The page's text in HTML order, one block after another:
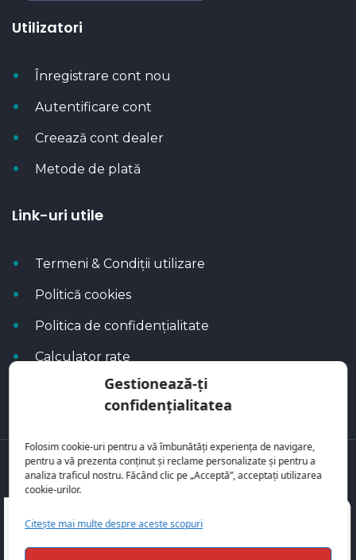
Gestionează-ți
confidențialitatea
Folosim cookie-uri pentru a vă îmbunătăți experiența de navigare,
pentru a vă prezenta conținut și reclame personalizate și pentru a
analiza traficul nostru. Făcând clic pe „Acceptă”, acceptați utilizarea
cookie-urilor.
Citește mai multe despre aceste scopuri
Utilizatori
Înregistrare cont nou
Autentificare cont
Creează cont dealer
Metode de plată
Link-uri utile
Termeni & Condiții utilizare
Politică cookies
Politica de confidențialitate
Calculator rate
Blog Autoflux
Toate mașinile se regăsesc peAutoFlux